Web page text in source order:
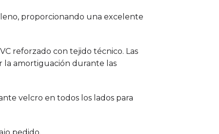
proporcionando una excelente
reforzado con tejido técnico. Las
la amortiguación durante las
velcro en todos los lados para
pedido.